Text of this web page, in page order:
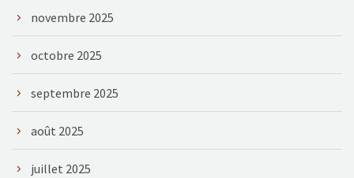
novembre 2025
octobre 2025
septembre 2025
août 2025
juillet 2025